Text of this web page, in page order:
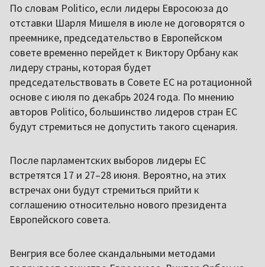
По словам Politico, если лидеры Евросоюза до
отставки Шарля Мишеля в июле не договорятся о
преемнике, председательство в Европейском
совете временно перейдет к Виктору Орбану как
лидеру страны, которая будет
председательствовать в Совете ЕС на ротационной
основе с июля по декабрь 2024 года. По мнению
авторов Politico, большинство лидеров стран ЕС
будут стремиться не допустить такого сценария.
После парламентских выборов лидеры ЕС
встретятся 17 и 27–28 июня. Вероятно, на этих
встречах они будут стремиться прийти к
соглашению относительно нового президента
Европейского совета.
Венгрия все более скандальными методами